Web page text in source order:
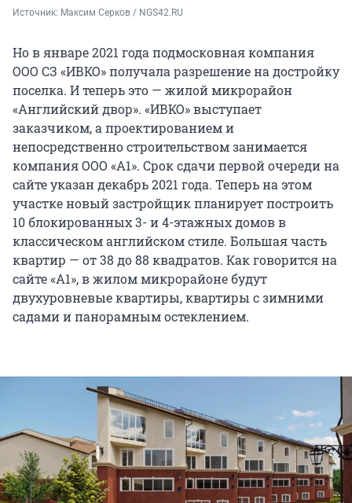
Источник: Максим Серков / NGS42.RU
Но в январе 2021 года подмосковная компания
ООО СЗ «ИВКО» получала разрешение на достройку
поселка. И теперь это — жилой микрорайон
«Английский двор». «ИВКО» выступает
заказчиком, а проектированием и
непосредственно строительством занимается
компания ООО «А1». Срок сдачи первой очереди на
сайте указан декабрь 2021 года. Теперь на этом
участке новый застройщик планирует построить
10 блокированных 3- и 4-этажных домов в
классическом английском стиле. Большая часть
квартир — от 38 до 88 квадратов. Как говорится на
сайте «А1», в жилом микрорайоне будут
двухуровневые квартиры, квартиры с зимними
садами и панорамным остеклением.